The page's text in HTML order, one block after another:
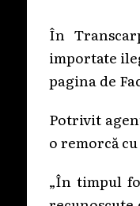
În
importate
pagina de
Potrivit
o remorcă
„În timpul